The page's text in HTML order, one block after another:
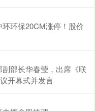
环保20CM涨停！股价
部长华春莹，出席《联
开幕式并发言